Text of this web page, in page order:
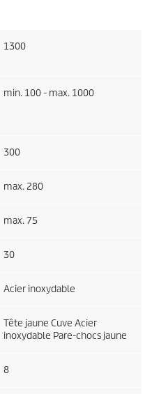
1300
min. 100 - max. 1000
300
max. 280
max. 75
30
Acier inoxydable
Tête jaune Cuve Acier
inoxydable Pare-chocs jaune
8